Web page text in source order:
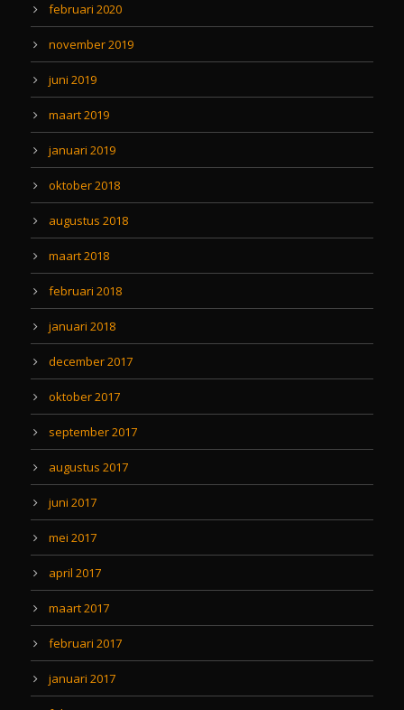
februari 2020
november 2019
juni 2019
maart 2019
januari 2019
oktober 2018
augustus 2018
maart 2018
februari 2018
januari 2018
december 2017
oktober 2017
september 2017
augustus 2017
juni 2017
mei 2017
april 2017
maart 2017
februari 2017
januari 2017